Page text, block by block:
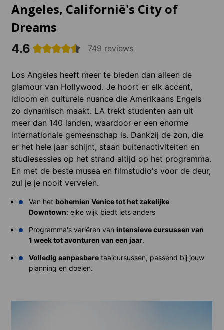
Angeles, Californië's City of
Dreams
4.6 749 reviews
Los Angeles heeft meer te bieden dan alleen de
glamour van Hollywood. Je hoort er elk accent,
idioom en culturele nuance die Amerikaans Engels
zo dynamisch maakt. LA trekt studenten aan uit
meer dan 140 landen, waardoor er een enorme
internationale gemeenschap is. Dankzij de zon, die
er het hele jaar schijnt, staan buitenactiviteiten en
studiesessies op het strand altijd op het programma.
En met de beste musea en filmstudio's voor de deur,
zul je je nooit vervelen.
Van het bohemien Venice tot het zakelijke
Downtown: elke wijk biedt iets anders
Programma's variëren van intensieve cursussen van
1 week tot avonturen van een jaar.
Volledig aanpasbare taalcursussen, passend bij jouw
planning en doelen.